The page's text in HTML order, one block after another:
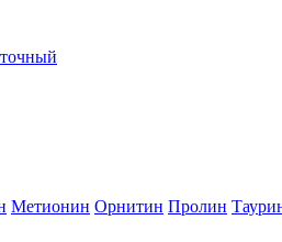
Метионин Орнитин Пролин